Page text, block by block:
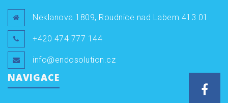
Neklanova 1809, Roudnice nad Labem 413 01
+420 474 777 144
info@endosolution.cz
NAVIGACE